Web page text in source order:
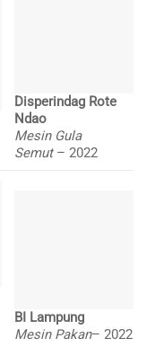
Disperindag Rote
Ndao
Mesin Gula
Semut– 2022
BI Lampung
Mesin Pakan– 2022